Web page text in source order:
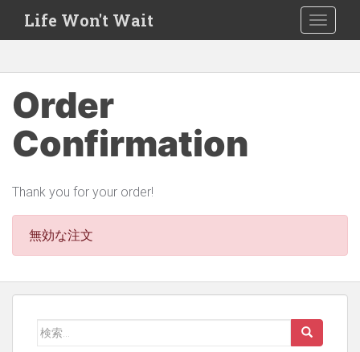
p
Life Won't Wait
Order
Confirmation
Thank you for your order!
無効な注文
検